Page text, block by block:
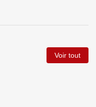
Voir tout